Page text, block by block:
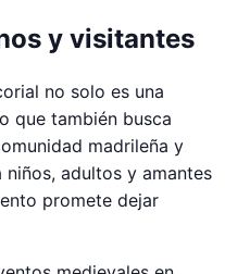
y visitantes
no solo es una
que también busca
madrileña y
adultos y amantes
promete dejar